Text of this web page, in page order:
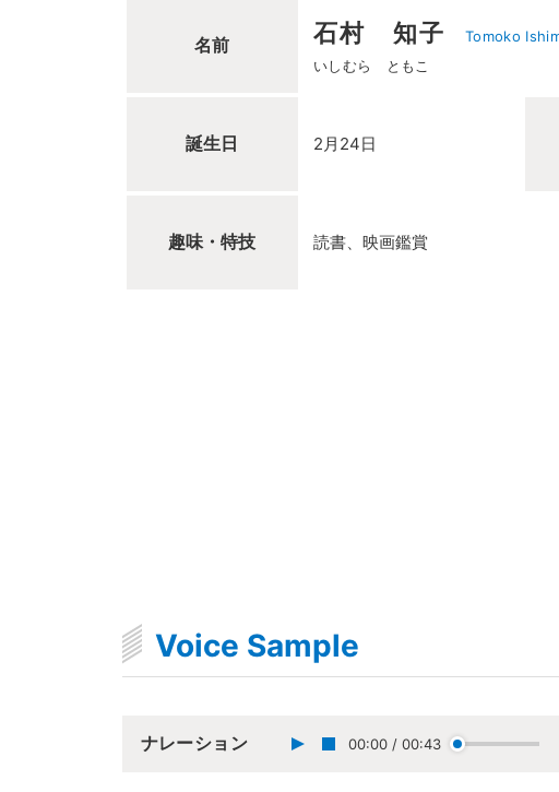
名前 石村 知子
Tomoko
いしむら ともこ
誕生日 2月24日
趣味・特技 読書、映画鑑賞
Voice Sample
ナレーション 00:00 / 00:43